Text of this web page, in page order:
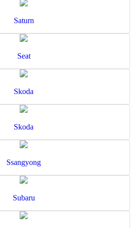
Saturn
Seat
Skoda
Skoda
Ssangyong
Subaru